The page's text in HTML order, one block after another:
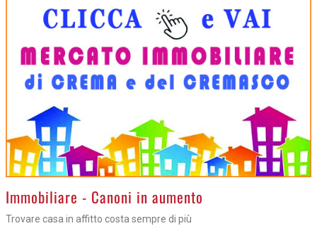
>Immobiliare - Canoni in aumento
Trovare casa in affitto costa sempre di più